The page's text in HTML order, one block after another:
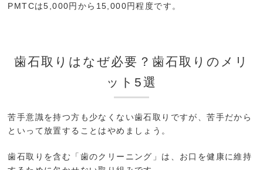
PMTCは5,000円から15,000円程度です。
歯石取りはなぜ必要？歯石取りのメリ
ット5選
苦手意識を持つ方も少なくない歯石取りですが、苦手だから
といって放置することはやめましょう。
歯石取りを含む「歯のクリーニング」は、お口を健康に維持